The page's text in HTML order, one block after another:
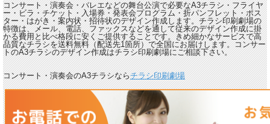
コンサート・演奏会・バレエなどの舞台公演で必要なA3チラシ・フライヤ
ー・ビラ・チケット・入場券・発表会プログラム・折パンフレット・ポス
ター・はがき・案内状・招待状のデザイン作成します。チラシ印刷劇場の
特徴は、メール、電話、ファックスなどを通して従来のデザイン作成に掛
かる費用と比べ格段に安くご提供することです。きめ細かなサービスで高
品質なチラシを送料無料（配送先1箇所）で全国にお届けします。コンサー
トのA3チラシのデザイン作成はチラシ印刷劇場にご相談下さい。
コンサート・演奏会のA3チラシならチラシ印刷劇場